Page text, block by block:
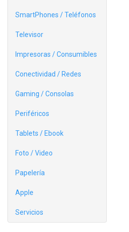
SmartPhones / Teléfonos
Televisor
Impresoras / Consumibles
Conectividad / Redes
Gaming / Consolas
Periféricos
Tablets / Ebook
Foto / Video
Papelería
Apple
Servicios